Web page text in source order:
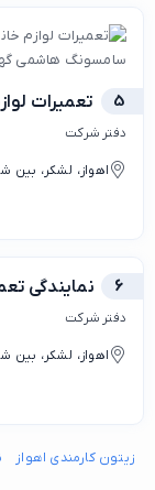
5 تعمیرات
دفتر شرکت
اهواز، لشکر،
6 نمایندگی
دفتر شرکت
اهواز، لشکر،
زیتون کارمندی اهواز